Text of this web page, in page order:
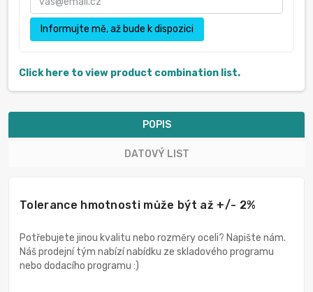
Informujte mě, až bude k dispozici
Click here to view product combination list.
POPIS
DATOVÝ LIST
Tolerance hmotnosti může být až +/- 2%
Potřebujete jinou kvalitu nebo rozměry oceli? Napište nám.
Náš prodejní tým nabízí nabídku ze skladového programu
nebo dodacího programu :)